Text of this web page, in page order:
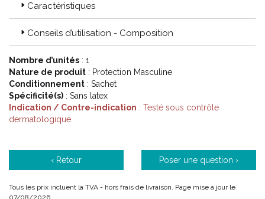
Caractéristiques
Conseils d’utilisation - Composition
Nombre d’unités : 1
Nature de produit : Protection Masculine
Conditionnement : Sachet
Spécificité(s) : Sans latex
Indication / Contre-indication : Testé sous contrôle
dermatologique
‹ Retour Poser une question ›
Tous les prix incluent la TVA - hors frais de livraison. Page mise à jour le
07/08/2026.